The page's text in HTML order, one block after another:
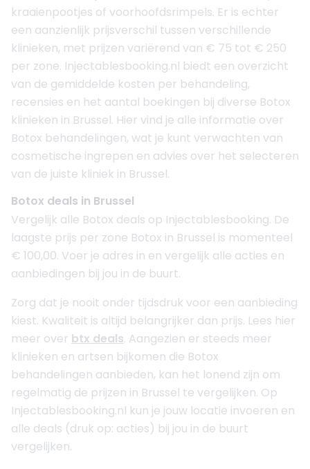
kraaienpootjes of voorhoofdsrimpels. Er is echter
een aanzienlijk prijsverschil tussen verschillende
klinieken, met prijzen variërend van € 75 tot € 250
per zone. Injectablesbooking.nl biedt een overzicht
van de gemiddelde kosten per behandeling,
recensies en het aantal boekingen bij diverse Botox
klinieken in Brussel. Hier vind je alle informatie over
Botox behandelingen, wat je kunt verwachten van
cosmetische ingrepen en advies over het selecteren
van de juiste kliniek in Brussel.
Botox deals in Brussel
Vergelijk alle Botox deals op Injectablesbooking. De
laagste prijs per zone Botox in Brussel is momenteel
€ 100,00. Voer je adres in en vergelijk alle acties en
aanbiedingen bij jou in de buurt.
Zorg dat je nooit onder tijdsdruk voor een aanbieding
kiest. Kwaliteit is altijd belangrijker dan prijs. Lees hier
meer over btx deals. Aangezien er steeds meer
klinieken en artsen bijkomen die Botox
behandelingen aanbieden, kan het lonend zijn om
regelmatig de prijzen in Brussel te vergelijken. Op
Injectablesbooking.nl kun je jouw locatie invoeren en
alle deals (druk op: acties) bij jou in de buurt
vergelijken.